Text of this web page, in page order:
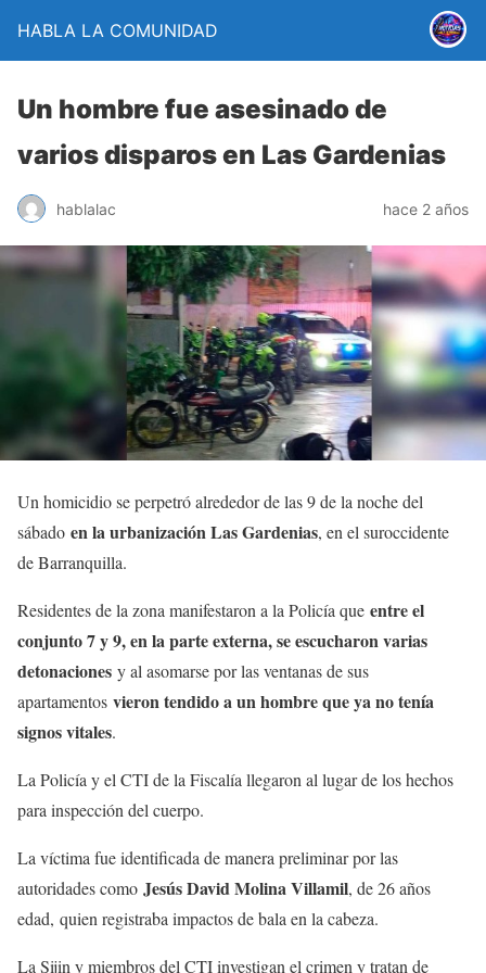
HABLA LA COMUNIDAD
Un hombre fue asesinado de
varios disparos en Las Gardenias
hablalac hace 2 años
Un homicidio se perpetró alrededor de las 9 de la noche del
sábado en la urbanización Las Gardenias, en el suroccidente
de Barranquilla.
Residentes de la zona manifestaron a la Policía que entre el
conjunto 7 y 9, en la parte externa, se escucharon varias
detonaciones y al asomarse por las ventanas de sus
apartamentos vieron tendido a un hombre que ya no tenía
signos vitales.
La Policía y el CTI de la Fiscalía llegaron al lugar de los hechos
para inspección del cuerpo.
La víctima fue identificada de manera preliminar por las
autoridades como Jesús David Molina Villamil, de 26 años
edad, quien registraba impactos de bala en la cabeza.
La Sijin y miembros del CTI investigan el crimen y tratan de